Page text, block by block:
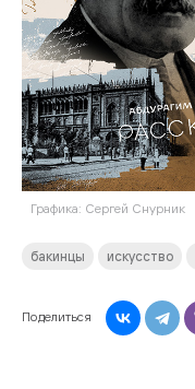
Графика: Сергей Снурник
бакинцы искусство
Поделиться